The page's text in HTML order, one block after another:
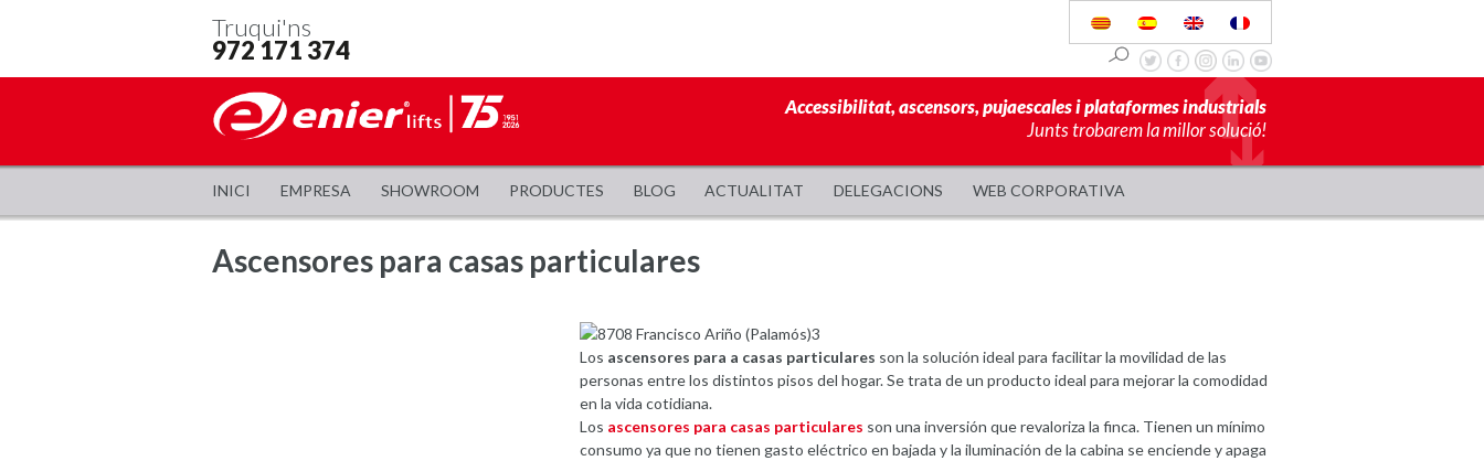
Truqui'ns
972 171 374
Accessibilitat, ascensors, pujaescales i plataformes industrials
Junts trobarem la millor solució!
INICI EMPRESA SHOWROOM PRODUCTES BLOG ACTUALITAT DELEGACIONS WEB CORPORATIVA
Ascensores para casas particulares
Los ascensores para a casas particulares son la solución ideal para facilitar la movilidad de las
personas entre los distintos pisos del hogar. Se trata de un producto ideal para mejorar la comodidad
en la vida cotidiana.
Los ascensores para casas particulares son una inversión que revaloriza la finca. Tienen un mínimo
consumo ya que no tienen gasto eléctrico en bajada y la iluminación de la cabina se enciende y apaga